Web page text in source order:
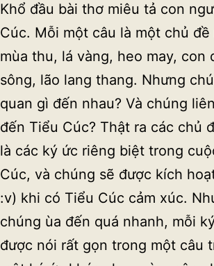
Khổ đầu bài thơ miêu tả con
Cúc. Mỗi một câu là một chủ
mùa thu, lá vàng, heo may, con
sông, lão lang thang. Nhưng
quan gì đến nhau? Và chúng
đến Tiểu Cúc? Thật ra các chủ
là các ký ức riêng biệt trong
Cúc, và chúng sẽ được kích
:v) khi có Tiểu Cúc cảm xúc.
chúng ùa đến quá nhanh, mỗi
được nói rất gọn trong một câu